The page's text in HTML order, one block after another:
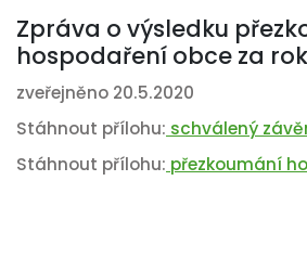
Zpráva o výsledku
hospodaření obce za rok
zveřejněno 20.5.2020
Stáhnout přílohu: schválený
Stáhnout přílohu: přezkoumání